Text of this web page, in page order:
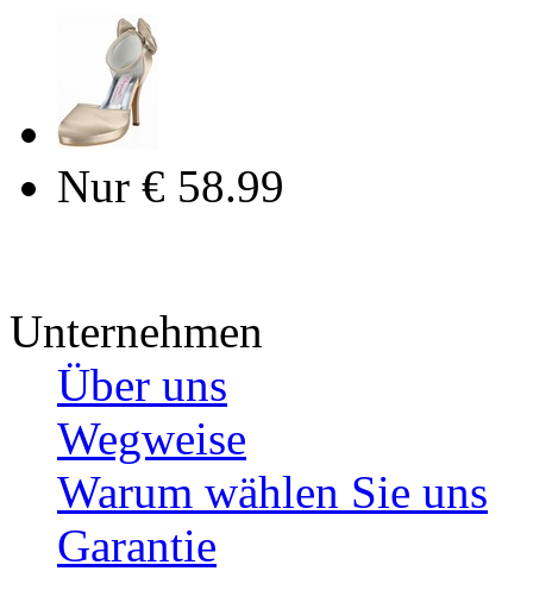
Nur € 58.99
Unternehmen
Über uns
Wegweise
Warum wählen Sie uns
Garantie